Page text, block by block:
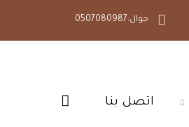
جوال:0507080987
اتصل بنا‎